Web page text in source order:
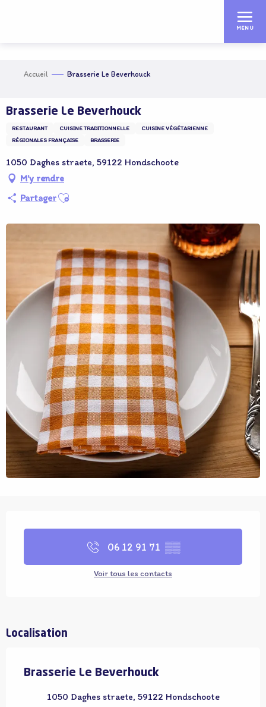
MENU
Accueil Brasserie Le Beverhouck
Brasserie Le Beverhouck
RESTAURANT CUISINE TRADITIONNELLE
CUISINE VÉGÉTARIENNE
RÉGIONALES FRANÇAISE
BRASSERIE
1050 Daghes straete, 59122 Hondschoote
M'y rendre
PartagerAjouter aux favoris
06 12 91 71 ▒▒
Voir tous les contacts
Localisation
Brasserie Le Beverhouck
1050 Daghes straete, 59122 Hondschoote